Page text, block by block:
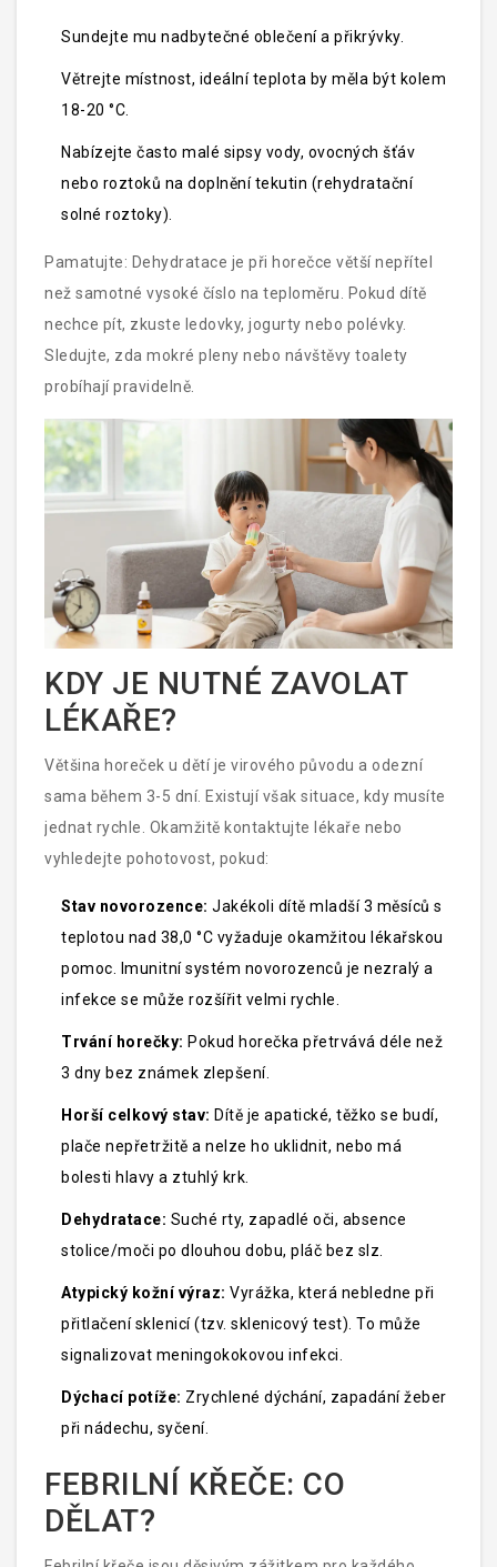
což je toxické.
Sundejte mu nadbytečné oblečení a přikrývky.
Větrejte místnost, ideální teplota by měla být kolem
18-20 °C.
Nabízejte často malé sipsy vody, ovocných šťáv
nebo roztoků na doplnění tekutin (rehydratační
solné roztoky).
Pamatujte: Dehydratace je při horečce větší nepřítel
než samotné vysoké číslo na teploměru. Pokud dítě
nechce pít, zkuste ledovky, jogurty nebo polévky.
Sledujte, zda mokré pleny nebo návštěvy toalety
probíhají pravidelně.
KDY JE NUTNÉ ZAVOLAT
LÉKAŘE?
Většina horeček u dětí je virového původu a odezní
sama během 3-5 dní. Existují však situace, kdy musíte
jednat rychle. Okamžitě kontaktujte lékaře nebo
vyhledejte pohotovost, pokud:
Stav novorozence: Jakékoli dítě mladší 3 měsíců s
teplotou nad 38,0 °C vyžaduje okamžitou lékařskou
pomoc. Imunitní systém novorozenců je nezralý a
infekce se může rozšířit velmi rychle.
Trvání horečky: Pokud horečka přetrvává déle než
3 dny bez známek zlepšení.
Horší celkový stav: Dítě je apatické, těžko se budí,
plače nepřetržitě a nelze ho uklidnit, nebo má
bolesti hlavy a ztuhlý krk.
Dehydratace: Suché rty, zapadlé oči, absence
stolice/moči po dlouhou dobu, pláč bez slz.
Atypický kožní výraz: Vyrážka, která nebledne při
přitlačení sklenicí (tzv. sklenicový test). To může
signalizovat meningokokovou infekci.
Dýchací potíže: Zrychlené dýchání, zapadání žeber
při nádechu, syčení.
FEBRILNÍ KŘEČE: CO
DĚLAT?